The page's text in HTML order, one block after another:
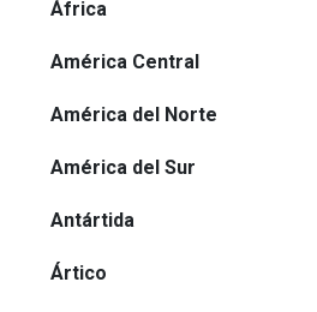
África
América Central
América del Norte
América del Sur
Antártida
Ártico